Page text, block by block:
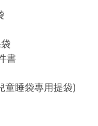
書
童睡袋專用提袋)